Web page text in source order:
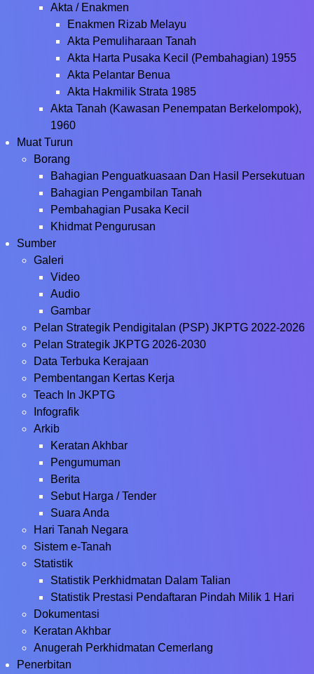
Akta / Enakmen
Enakmen Rizab Melayu
Akta Pemuliharaan Tanah
Akta Harta Pusaka Kecil (Pembahagian) 1955
Akta Pelantar Benua
Akta Hakmilik Strata 1985
Akta Tanah (Kawasan Penempatan Berkelompok),
1960
Muat Turun
Borang
Bahagian Penguatkuasaan Dan Hasil Persekutuan
Bahagian Pengambilan Tanah
Pembahagian Pusaka Kecil
Khidmat Pengurusan
Sumber
Galeri
Video
Audio
Gambar
Pelan Strategik Pendigitalan (PSP) JKPTG 2022-2026
Pelan Strategik JKPTG 2026-2030
Data Terbuka Kerajaan
Pembentangan Kertas Kerja
Teach In JKPTG
Infografik
Arkib
Keratan Akhbar
Pengumuman
Berita
Sebut Harga / Tender
Suara Anda
Hari Tanah Negara
Sistem e-Tanah
Statistik
Statistik Perkhidmatan Dalam Talian
Statistik Prestasi Pendaftaran Pindah Milik 1 Hari
Dokumentasi
Keratan Akhbar
Anugerah Perkhidmatan Cemerlang
Penerbitan